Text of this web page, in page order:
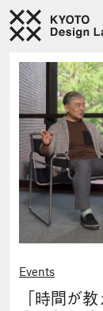
Events
「時間が